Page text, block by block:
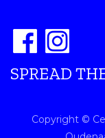
SPREAD
Copyright ©